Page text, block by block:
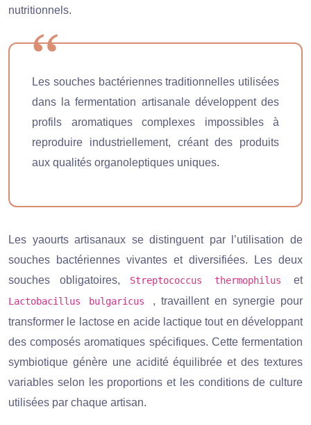
nutritionnels.
Les souches bactériennes traditionnelles utilisées
dans la fermentation artisanale développent des
profils aromatiques complexes impossibles à
reproduire industriellement, créant des produits
aux qualités organoleptiques uniques.
Les yaourts artisanaux se distinguent par l’utilisation de
souches bactériennes vivantes et diversifiées. Les deux
souches obligatoires, Streptococcus thermophilus et
Lactobacillus bulgaricus , travaillent en synergie pour
transformer le lactose en acide lactique tout en développant
des composés aromatiques spécifiques. Cette fermentation
symbiotique génère une acidité équilibrée et des textures
variables selon les proportions et les conditions de culture
utilisées par chaque artisan.